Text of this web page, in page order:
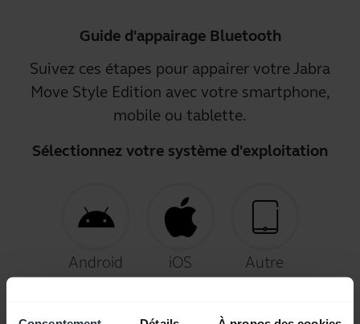
Guide d'appairage Bluetooth
Suivez ces étapes pour appairer votre Jabra
Move Style Edition avec votre smartphone,
mobile ou tablette.
Sélectionnez votre système d'exploitation
Android iOS Autre